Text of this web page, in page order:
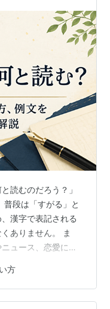
生涯学習）
を「意味からの
。
なる「意味」を
味」という言葉
地位、名誉、肩
タ」を履くこと
ことです。
争の記録
の是非について議論
録者の資質の問題な
続についての議論に
議会への上程が図ら
読むのだろう？」
普段は「すがる」と
漢字で表記される
ありません。 ま
ュース、恋愛に関
適切なのか迷うこ
「縋」の読み方や意
との違いまで、わ
方